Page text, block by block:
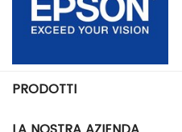
PRODOTTI